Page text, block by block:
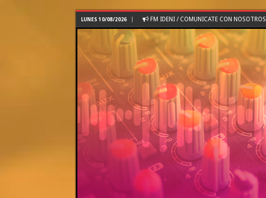
LUNES 10/08/2026 FM IDENI / COMUNICATE CON NOSOTROS